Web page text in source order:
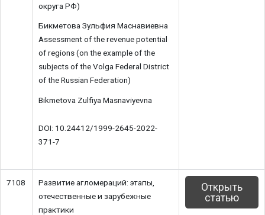
округа РФ)
Бикметова Зульфия Маснавиевна
Assessment of the revenue potential
of regions (on the example of the
subjects of the Volga Federal District
of the Russian Federation)
Bikmetova Zulfiya Masnaviyevna
DOI: 10.24412/1999-2645-2022-
371-7
7108
Развитие агломераций: этапы,
отечественные и зарубежные
практики
Открыть
статью